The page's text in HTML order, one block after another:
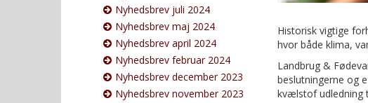
Nyhedsbrev juli 2024
Nyhedsbrev maj 2024
Nyhedsbrev april 2024
Nyhedsbrev februar 2024
Nyhedsbrev december 2023
Nyhedsbrev november 2023
Historisk vigtige
hvor både klima,
Landbrug &
beslutningerne og
kvælstof udledning